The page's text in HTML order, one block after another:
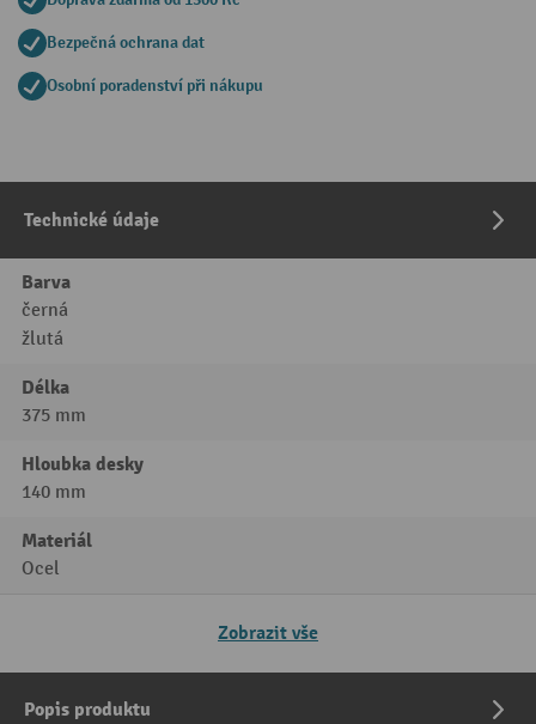
Bezpečná ochrana dat
Osobní poradenství při nákupu
Technické údaje
Barva
černá
žlutá
Délka
375 mm
Hloubka desky
140 mm
Materiál
Ocel
Zobrazit vše
Popis produktu